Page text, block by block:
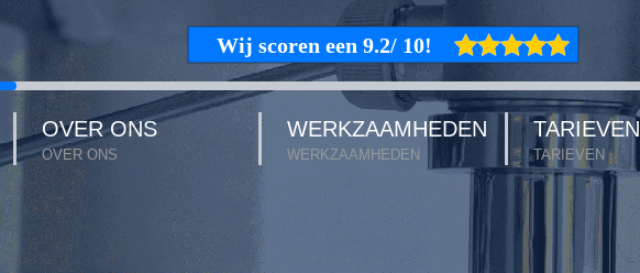
OVER ONS
OVER ONS
WERKZAAMHEDEN
WERKZAAMHEDEN
TARIEVEN
TARIEVEN